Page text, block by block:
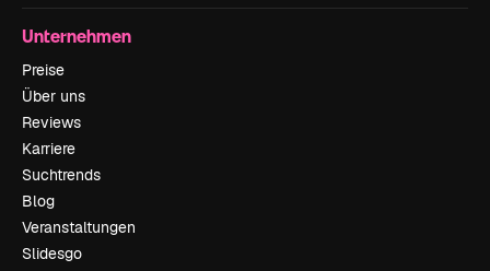
Unternehmen
Preise
Über uns
Reviews
Karriere
Suchtrends
Blog
Veranstaltungen
Slidesgo